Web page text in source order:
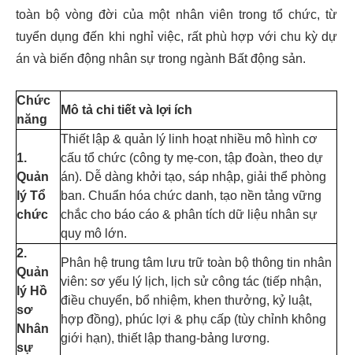
toàn bộ vòng đời của một nhân viên trong tổ chức, từ
tuyển dụng đến khi nghỉ việc, rất phù hợp với chu kỳ dự
án và biến động nhân sự trong ngành Bất động sản.
Chức
năng
Mô tả chi tiết và lợi ích
1.
Quản
lý Tổ
chức
Thiết lập & quản lý linh hoạt nhiều mô hình cơ
cấu tổ chức (công ty mẹ-con, tập đoàn, theo dự
án). Dễ dàng khởi tạo, sáp nhập, giải thể phòng
ban. Chuẩn hóa chức danh, tạo nền tảng vững
chắc cho báo cáo & phân tích dữ liệu nhân sự
quy mô lớn.
2.
Quản
lý Hồ
sơ
Nhân
sự
Phân hệ trung tâm lưu trữ toàn bộ thông tin nhân
viên: sơ yếu lý lịch, lịch sử công tác (tiếp nhận,
điều chuyển, bổ nhiệm, khen thưởng, kỷ luật,
hợp đồng), phúc lợi & phụ cấp (tùy chỉnh không
giới hạn), thiết lập thang-bảng lương.